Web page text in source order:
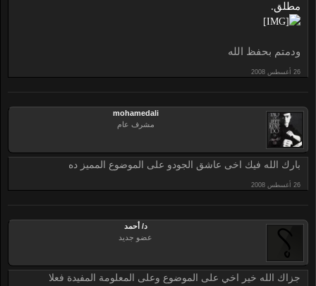
مطلق.
ودمتم بحفظ الله
mohamedali
مشرف عام
بارك الله فيك اخى عاشق الجودو على الموضوع المميز ده
د/ أحمد
عضو جديد
جزاك الله خير اخي على الموضوع وعلى المعلومة المفيدة فعلا